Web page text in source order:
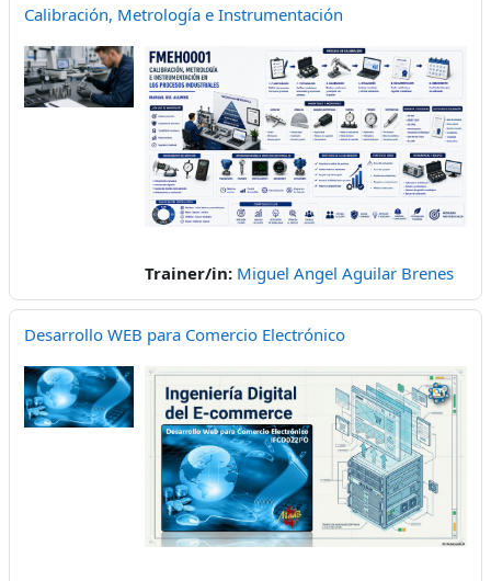
Calibración, Metrología e Instrumentación
Trainer/in: Miguel Angel Aguilar Brenes
Desarrollo WEB para Comercio Electrónico